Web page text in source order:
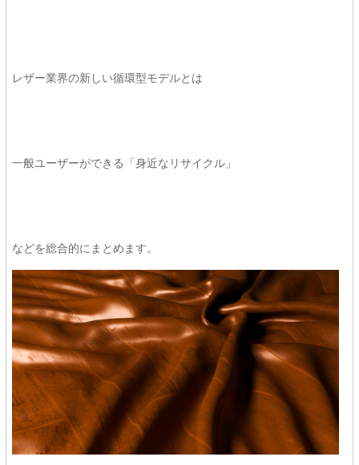
レザー業界の新しい循環型モデルとは
一般ユーザーができる「身近なリサイクル」
などを総合的にまとめます。